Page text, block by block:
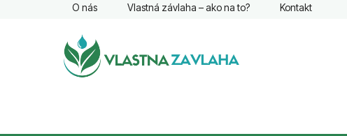
O nás Vlastná závlaha – ako na to? Kontakt